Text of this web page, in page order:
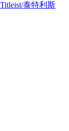
Titleist/泰特利斯